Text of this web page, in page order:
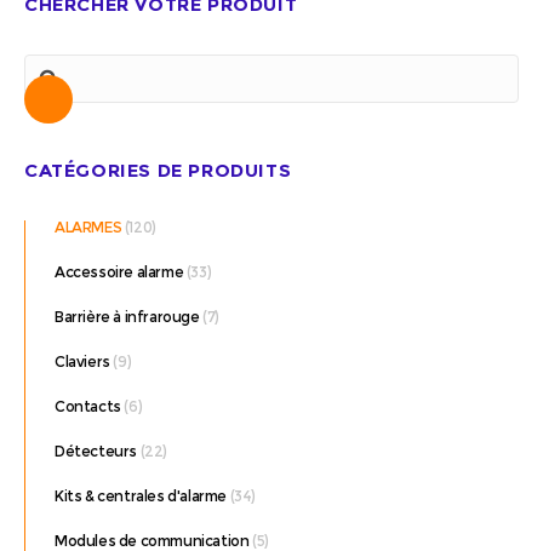
Recherche
CATÉGORIES DE PRODUITS
ALARMES (120)
Accessoire alarme (33)
Barrière à infrarouge (7)
Claviers (9)
Contacts (6)
Détecteurs (22)
Kits & centrales d'alarme (34)
Modules de communication (5)